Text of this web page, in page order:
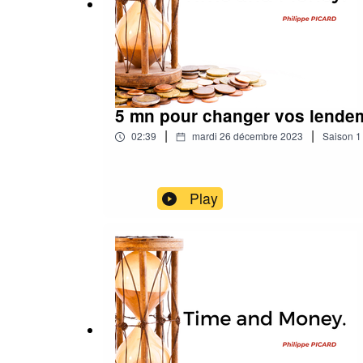
5 mn pour changer vos
02:39 | mardi 26 décembre 2023 | Saison 1
Play